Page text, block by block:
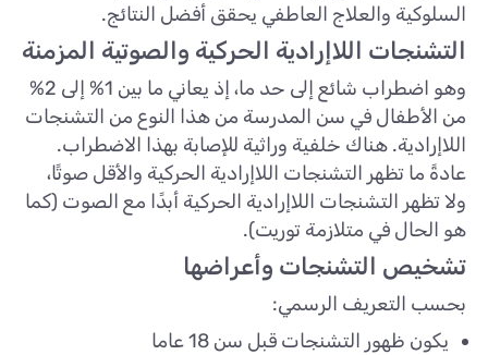
السلوكية والعلاج العاطفي يحقق أفضل النتائج.
التشنجات اللاإرادية الحركية والصوتية المزمنة
وهو اضطراب شائع إلى حد ما، إذ يعاني ما بين 1% إلى 2%
من الأطفال في سن المدرسة من هذا النوع من التشنجات
اللاإرادية. هناك خلفية وراثية للإصابة بهذا الاضطراب.
عادةً ما تظهر التشنجات اللاإرادية الحركية والأقل صوتًا،
ولا تظهر التشنجات اللاإرادية الحركية أبدًا مع الصوت (كما
هو الحال في متلازمة توريت).
تشخيص التشنجات وأعراضها
بحسب التعريف الرسمي:
يكون ظهور التشنجات قبل سن 18 عاما